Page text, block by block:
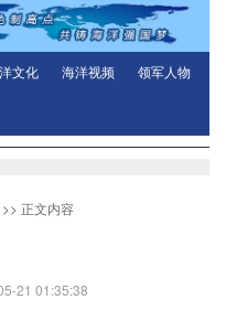
文化 海洋视频 领军人物
>> 正文内容
21 01:35:38